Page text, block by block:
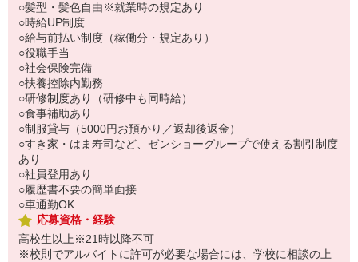
○髪型・髪色自由※就業時の規定あり
○時給UP制度
○給与前払い制度（稼働分・規定あり）
○役職手当
○社会保険完備
○扶養控除内勤務
○研修制度あり（研修中も同時給）
○食事補助あり
○制服貸与（5000円お預かり／返却後返金）
○すき家・はま寿司など、ゼンショーグループで使える割引制度
あり
○社員登用あり
○履歴書不要の簡単面接
○車通勤OK
応募資格・経験
高校生以上※21時以降不可
※校則でアルバイトに許可が必要な場合には、学校に相談の上